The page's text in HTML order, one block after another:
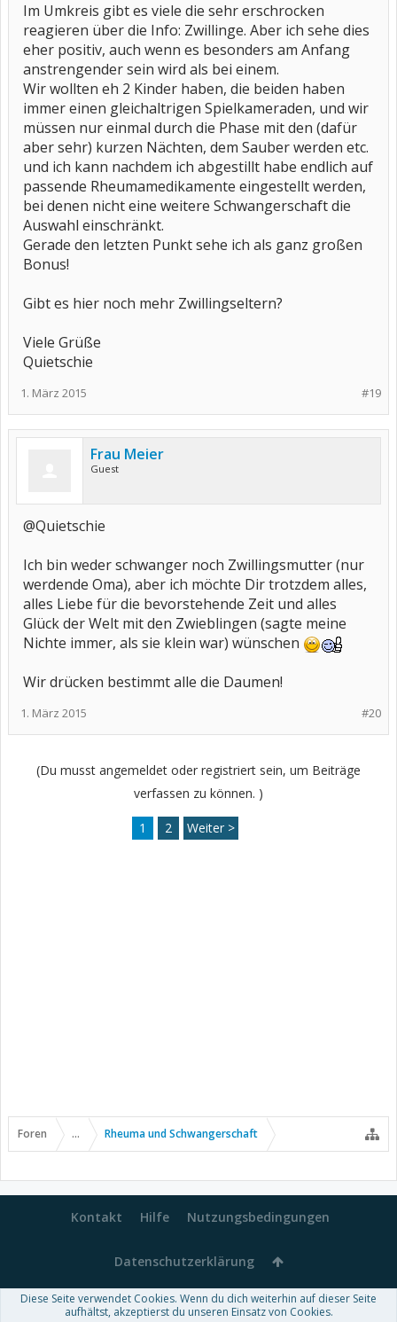
Im Umkreis gibt es viele die sehr erschrocken
reagieren über die Info: Zwillinge. Aber ich sehe dies
eher positiv, auch wenn es besonders am Anfang
anstrengender sein wird als bei einem.
Wir wollten eh 2 Kinder haben, die beiden haben
immer einen gleichaltrigen Spielkameraden, und wir
müssen nur einmal durch die Phase mit den (dafür
aber sehr) kurzen Nächten, dem Sauber werden etc.
und ich kann nachdem ich abgestillt habe endlich auf
passende Rheumamedikamente eingestellt werden,
bei denen nicht eine weitere Schwangerschaft die
Auswahl einschränkt.
Gerade den letzten Punkt sehe ich als ganz großen
Bonus!
Gibt es hier noch mehr Zwillingseltern?
Viele Grüße
Quietschie
#19
1. März 2015
Frau Meier
Guest
@Quietschie
Ich bin weder schwanger noch Zwillingsmutter (nur
werdende Oma), aber ich möchte Dir trotzdem alles,
alles Liebe für die bevorstehende Zeit und alles
Glück der Welt mit den Zwieblingen (sagte meine
Nichte immer, als sie klein war) wünschen
Wir drücken bestimmt alle die Daumen!
#20
1. März 2015
(Du musst angemeldet oder registriert sein, um Beiträge
verfassen zu können. )
1 2 Weiter >
Foren ... Rheuma und Schwangerschaft
Kontakt Hilfe Nutzungsbedingungen
Datenschutzerklärung
Forum software by XenForo™-Deutsch von xenDach
Diese Seite verwendet Cookies. Wenn du dich weiterhin auf dieser Seite
aufhältst, akzeptierst du unseren Einsatz von Cookies.